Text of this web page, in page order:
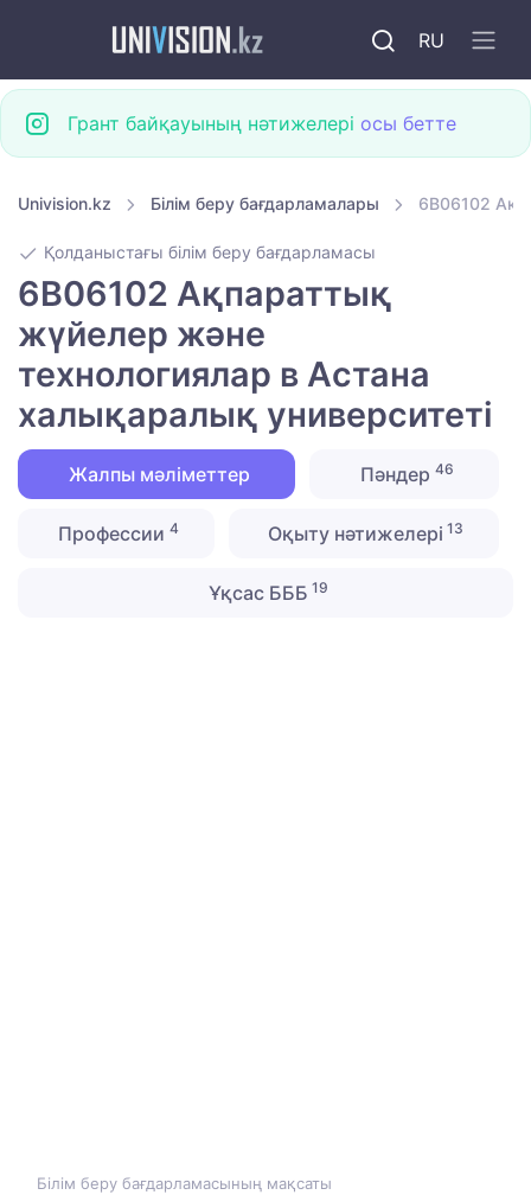
RU
Грант байқауының нәтижелері осы бетте
Univision.kz Білім беру бағдарламалары 6B06102
Қолданыстағы білім беру бағдарламасы
6B06102 Ақпараттық
жүйелер және
технологиялар в Астана
халықаралық университеті
Жалпы мәліметтер Пәндер 46
Профессии 4 Оқыту нәтижелері 13
Ұқсас БББ 19
Білім беру бағдарламасының мақсаты